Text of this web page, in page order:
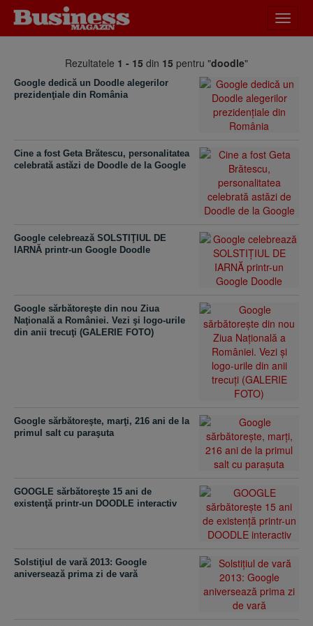
meniu
Rezultatele 1 - 15 din 15 pentru "doodle"
Google dedică un Doodle alegerilor
prezidenţiale din România
Cine a fost Geta Brătescu, personalitatea
celebrată astăzi de Doodle de la Google
Google celebrează SOLSTIŢIUL DE
IARNĂ printr-un Google Doodle
Google sărbătoreşte din nou Ziua
Naţională a României. Vezi şi logo-urile
din anii trecuţi (GALERIE FOTO)
Google sărbătoreşte, marţi, 216 ani de la
primul salt cu paraşuta
GOOGLE sărbătoreşte 15 ani de
existenţă printr-un DOODLE interactiv
Solstiţiul de vară 2013: Google
aniversează prima zi de vară